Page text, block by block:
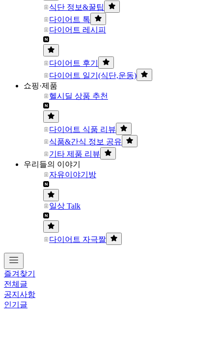
식단 정보&꿀팁
다이어트 톡
다이어트 레시피
다이어트 후기
다이어트 일기(식단,운동)
쇼핑·제품
헬시딜 상품 추천
다이어트 식품 리뷰
식품&간식 정보 공유
기타 제품 리뷰
우리들의 이야기
자유이야기방
일상 Talk
다이어트 자극짤
즐겨찾기
전체글
공지사항
인기글